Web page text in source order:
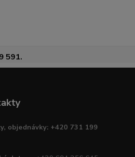
591.
objednávky: +420 731 199